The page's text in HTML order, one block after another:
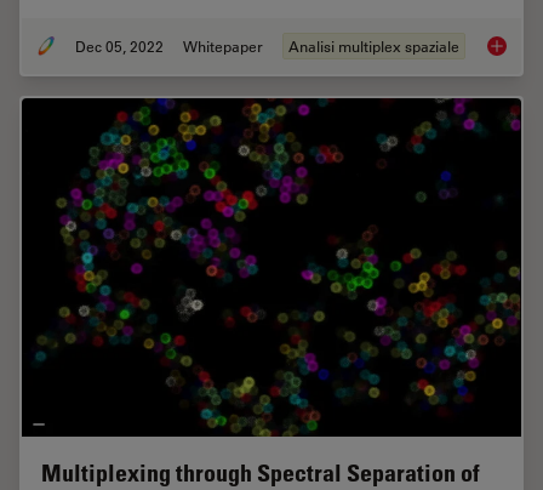
Dec 05, 2022 Whitepaper Analisi multiplex spaziale
Multiplexing through Spectral Separation of